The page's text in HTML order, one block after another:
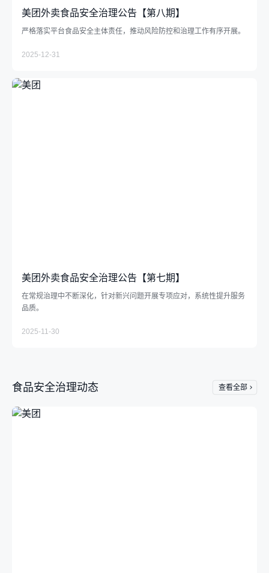
美团外卖食品安全治理公告【第八期】
严格落实平台食品安全主体责任，推动风险防控和治理工作有序开展。
2025-12-31
美团外卖食品安全治理公告【第七期】
在常规治理中不断深化，针对新兴问题开展专项应对，系统性提升服务
品质。
2025-11-30
食品安全治理动态 查看全部